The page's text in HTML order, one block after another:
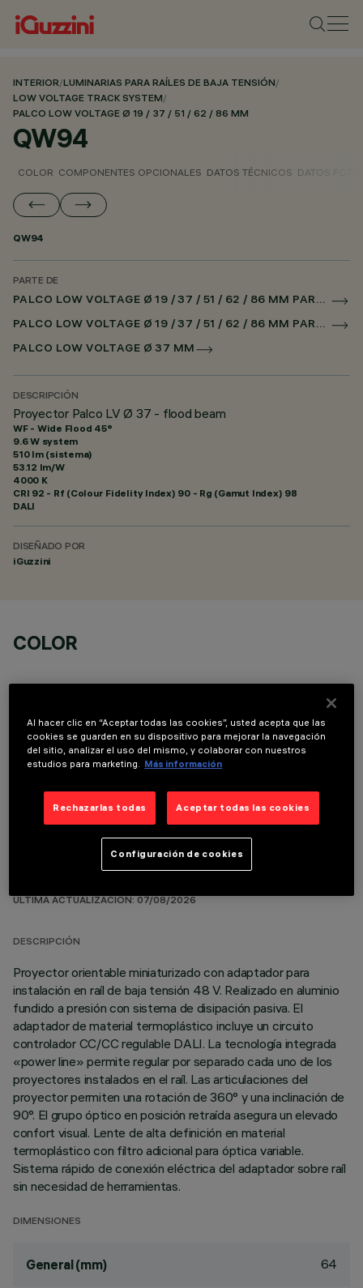
INTERIOR/LUMINARIAS PARA RAÍLES DE BAJA TENSIÓN/
LOW VOLTAGE TRACK SYSTEM/
PALCO LOW VOLTAGE Ø 19 / 37 / 51 / 62 / 86 MM
QW94
COLOR COMPONENTES OPCIONALES DATOS TÉCNICOS DATOS
QW94
PARTE DE
PALCO LOW VOLTAGE Ø 19 / 37 / 51 / 62 / 86 MM PARA RAÌL LOW VOLTAGE DALI POWERLINE
PALCO LOW VOLTAGE Ø 19 / 37 / 51 / 62 / 86 MM PARA SUPERRAIL DALI POWERLINE
PALCO LOW VOLTAGE Ø 37 MM
DESCRIPCIÓN
Proyector Palco LV Ø 37 - flood beam
WF - Wide Flood 45°
9.6 W system
510 lm (sistema)
53.12 lm/W
4000 K
CRI 92 - Rf (Colour Fidelity Index) 90 - Rg (Gamut Index) 98
DALI
DISEÑADO POR
iGuzzini
COLOR
COMPONENTES OPCIONALES
DATOS TÉCNICOS
ÚLTIMA ACTUALIZACIÓN: 07/08/2026
DESCRIPCIÓN
Proyector orientable miniaturizado con adaptador para
instalación en raíl de baja tensión 48 V. Realizado en aluminio
fundido a presión con sistema de disipación pasiva. El
adaptador de material termoplástico incluye un circuito
controlador CC/CC regulable DALI. La tecnología integrada
«power line» permite regular por separado cada uno de los
proyectores instalados en el raíl. Las articulaciones del
proyector permiten una rotación de 360° y una inclinación de
90°. El grupo óptico en posición retraída asegura un elevado
confort visual. Lente de alta definición en material
termoplástico con filtro adicional para óptica variable.
Sistema rápido de conexión eléctrica del adaptador sobre raíl
sin necesidad de herramientas.
DIMENSIONES
General (mm) 64
Al hacer clic en “Aceptar todas las cookies”, usted acepta que las
cookies se guarden en su dispositivo para mejorar la navegación
del sitio, analizar el uso del mismo, y colaborar con nuestros
estudios para marketing. Más información
Rechazarlas todas Aceptar todas las cookies
Configuración de cookies